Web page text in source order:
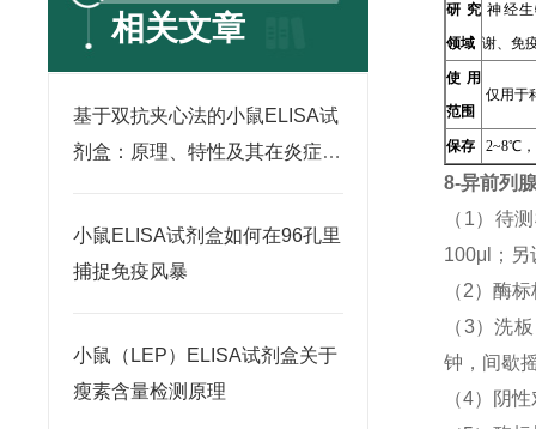
相关文章
基于双抗夹心法的小鼠ELISA试
剂盒：原理、特性及其在炎症因
小鼠ELISA试剂盒如何在96孔里
捕捉免疫风暴
小鼠（LEP）ELISA试剂盒关于
瘦素含量检测原理
研究
领域
神经
谢、免
使用
范围
仅用于
保存 2~8℃
8-异前列
（1）待
100μl；
（2）酶
（3）洗
钟，间歇
（4）阴